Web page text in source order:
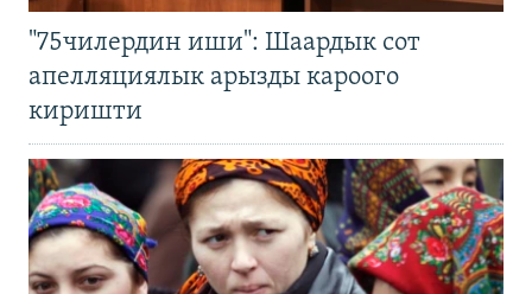
"75чилердин иши": Шаардык сот
апелляциялык арызды кароого
киришти